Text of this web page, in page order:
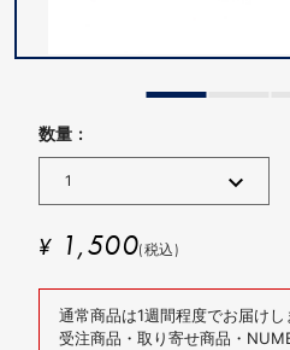
数量 :
¥ 1,500(税込)
通常商品は1週間程度でお届けし
受注商品・取り寄せ商品・